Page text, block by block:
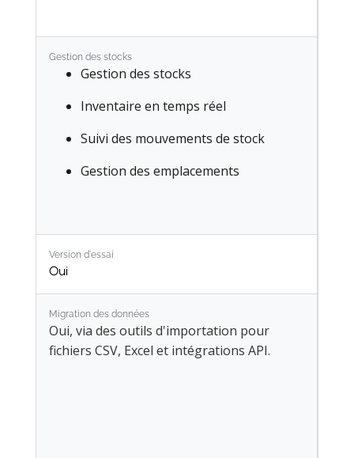
Gestion des stocks
Gestion des stocks
Inventaire en temps réel
Suivi des mouvements de stock
Gestion des emplacements
Version d'essai
Oui
Migration des données
Oui, via des outils d'importation pour
fichiers CSV, Excel et intégrations API.